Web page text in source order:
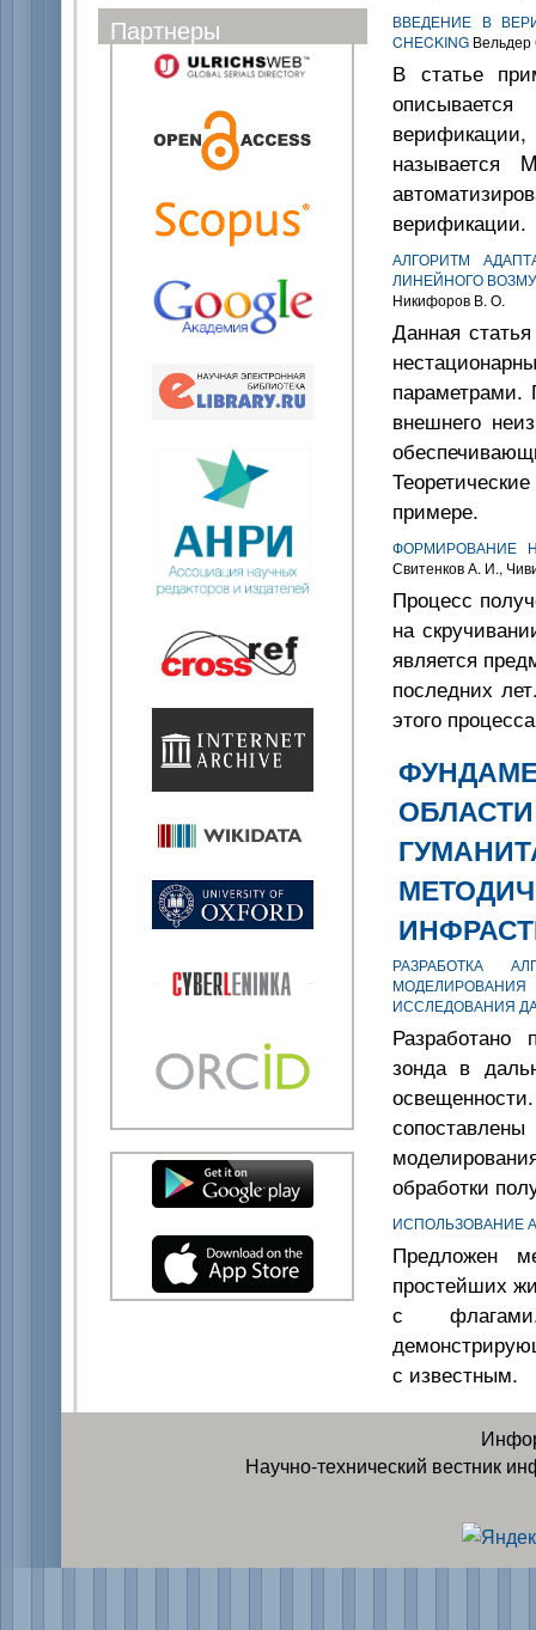
Партнеры
ВВЕДЕНИЕ В
CHECKING
В статье
называется
верификации.
АЛГОРИТМ
ЛИНЕЙНОГО
Никифоров В. О.
Данная
параметрами.
внешнего
примере.
ФОРМИРОВАНИЕ
Свитенков А. И.,
Процесс
на
является
последних
этого
РАЗРАБОТКА
ИССЛЕДОВАНИЯ
Разработано
зонда в
обработки
ИСПОЛЬЗОВАНИЕ
Предложен
простейших
с
с известным.
Научно-технический вестник